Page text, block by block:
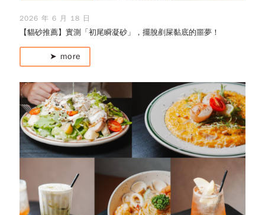
2026 年 6 月 18 日
【貓砂推薦】實測「初尾瞬凝砂」，擺脫剷屎黏底的噩夢！
➤ more